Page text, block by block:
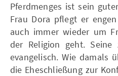
Pferdmenges ist sein
Frau Dora pflegt er
auch immer wieder um
der Religion geht. Seine
evangelisch. Wie damals
die Eheschließung zur